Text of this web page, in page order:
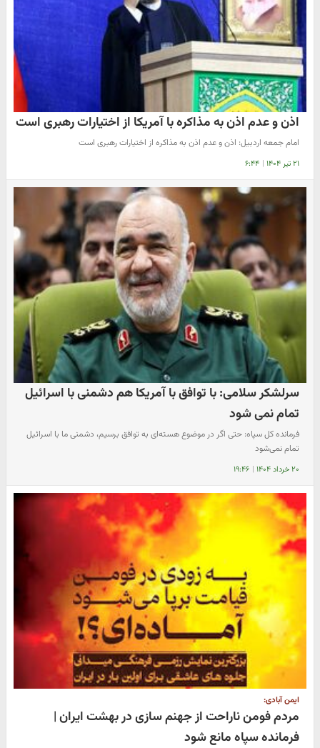
اذن و عدم اذن به مذاکره با آمریکا از اختیارات رهبری است
امام جمعه اردبیل: اذن و عدم اذن به مذاکره از اختیارات رهبری است
۲۱ تیر ۱۴۰۴ | ۶:۴۴
سرلشکر سلامی: با توافق با آمریکا هم دشمنی با اسرائیل
تمام نمی شود
فرمانده کل سپاه: حتی اگر در موضوع هسته‌ای به توافق برسیم، دشمنی ما با اسرائیل
تمام نمی‌شود
۲۰ خرداد ۱۴۰۴ | ۱۹:۴۶
ایمن آبادی:
مردم فومن ناراحت از جهنم سازی در بهشت ایران |
فرمانده سپاه مانع شود